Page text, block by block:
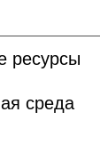
ресурсы
среда